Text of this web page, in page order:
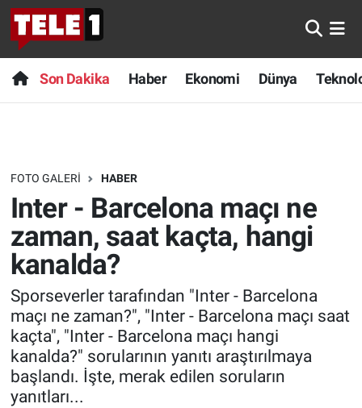
Son Dakika Haber Ekonomi Dünya
FOTO GALERI HABER
Inter - Barcelona maçı ne
zaman, saat kaçta, hangi
kanalda?
Sporseverler tarafından "Inter - Barcelona
maçı ne zaman?", "Inter - Barcelona maçı saat
kaçta", "Inter - Barcelona maçı hangi
kanalda?" sorularının yanıtı araştırılmaya
başlandı. İşte, merak edilen soruların
yanıtları...
Anında Manşet
Başka Sohbetler
Bilim turu
Bilim ve Teknoloji Evreni
Doğa Konuşuyor
Dünya
Ege Saati
Ege'den Esintiler
Son Dakika
Haber
Dünya
Sağlık
Spor
Yayın Akışı
İletişim
Nöbetçi Eczaneler
Hava Durumu
Trafik Durumu
Süper Lig Puan Durumu ve Fikstür
Tüm Manşetler
Son Dakika Haberleri
Haber Arşivi